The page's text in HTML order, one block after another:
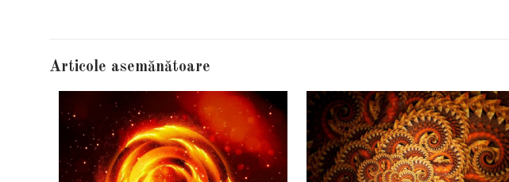
Articole asemănătoare